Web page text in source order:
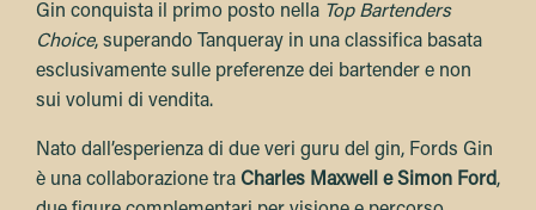
Gin conquista il primo posto nella Top Bartenders
Choice, superando Tanqueray in una classifica basata
esclusivamente sulle preferenze dei bartender e non
sui volumi di vendita.
Nato dall’esperienza di due veri guru del gin, Fords Gin
è una collaborazione tra Charles Maxwell e Simon Ford,